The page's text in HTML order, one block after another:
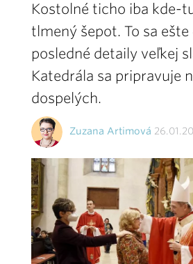
Kostolné ticho iba kde-
tlmený šepot. To sa
posledné detaily veľkej
Katedrála sa pripravuje
dospelých.
Zuzana Artimová